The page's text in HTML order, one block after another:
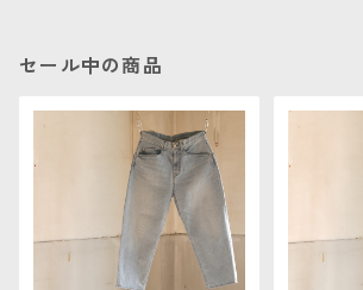
セール中の商品